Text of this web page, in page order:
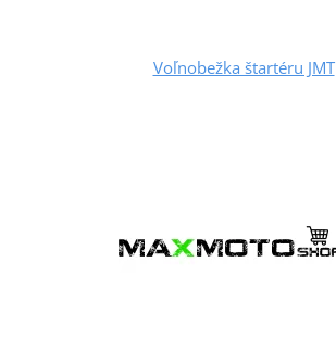
Voľnobežka štartéru JMT